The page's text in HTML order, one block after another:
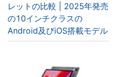
レットの比較 | 2025年発売
の10インチクラスの
Android及びiOS搭載モデル